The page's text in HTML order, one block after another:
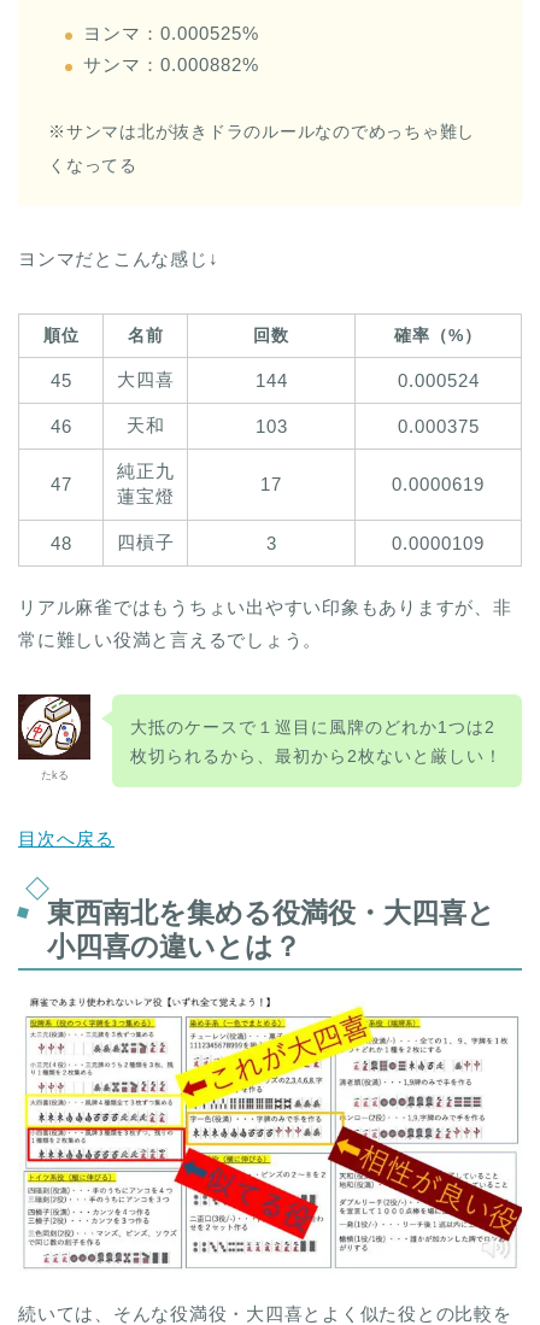
ヨンマ：0.000525%
サンマ：0.000882%
※サンマは北が抜きドラのルールなのでめっちゃ難し
くなってる
ヨンマだとこんな感じ↓
順位 名前 回数 確率（%）
45 大四喜 144 0.000524
46 天和 103 0.000375
47
純正九
蓮宝燈
17 0.0000619
48 四槓子 3 0.0000109
リアル麻雀ではもうちょい出やすい印象もありますが、非
常に難しい役満と言えるでしょう。
たkる
大抵のケースで１巡目に風牌のどれか1つは2
枚切られるから、最初から2枚ないと厳しい！
目次へ戻る
東西南北を集める役満役・大四喜と
小四喜の違いとは？
続いては、そんな役満役・大四喜とよく似た役との比較を